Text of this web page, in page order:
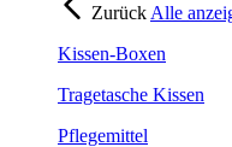
Zurück Alle
Kissen-Boxen
Tragetasche Kissen
Pflegemittel